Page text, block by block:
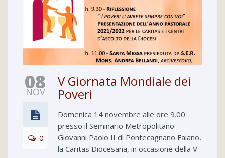
08
NOV
0
V Giornata Mondiale dei
Poveri
Domenica 14 novembre alle ore 9.00
presso il Seminario Metropolitano
Giovanni Paolo II di Pontecagnano Faiano,
la Caritas Diocesana, in occasione della V